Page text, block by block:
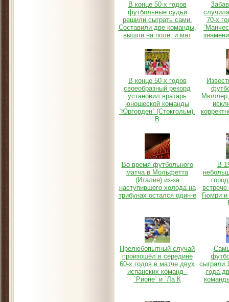
В конце 50-х годов
футбольные судьи
решили сыграть сами.
Составили две команды,
вышли на поле, и мат
70-х
В конце 50-х годов
своеобразный рекорд
установил вратарь
юношеской команды
`Юргорден` (Стокгольм).
В
Во время футбольного
матча в Мольфетта
(Италия) из-за
наступившего холода на
трибунах остался один-е
В
Гюмри
Прелюбопытный случай
произошёл в середине
60-х годов в матче двух
испанских команд -
`Рионе` и `Ла К
сыграли
года